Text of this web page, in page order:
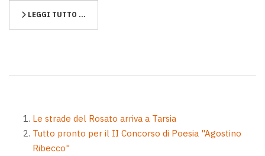
LEGGI TUTTO …
Le strade del Rosato arriva a Tarsia
Tutto pronto per il II Concorso di Poesia "Agostino
Ribecco"